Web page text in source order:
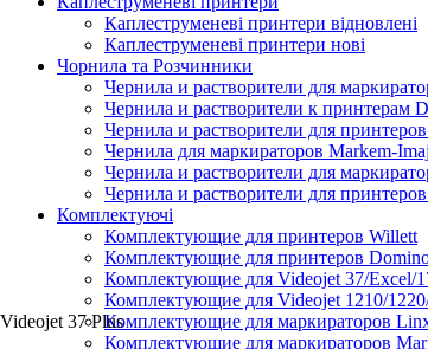
Каплеструменеві принтери відновлені
Каплеструменеві принтери нові
Чорнила та Розчинники
Чернила и растворители для
Чернила и растворители к принтерам
Чернила и растворители для
Чернила для маркираторов Markem-
Чернила и растворители для
Чернила и растворители для
Комплектуючі
Комплектующие для принтеров Willett
Комплектующие для принтеров
Комплектующие для Videojet 37/Excel/
Комплектующие для Videojet 1210/
Комплектующие для маркираторов
Комплектующие для маркираторов
Videojet 37 Plus